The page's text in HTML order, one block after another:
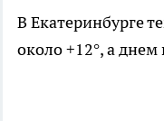
В Екатеринбурге
около +12°, а днем